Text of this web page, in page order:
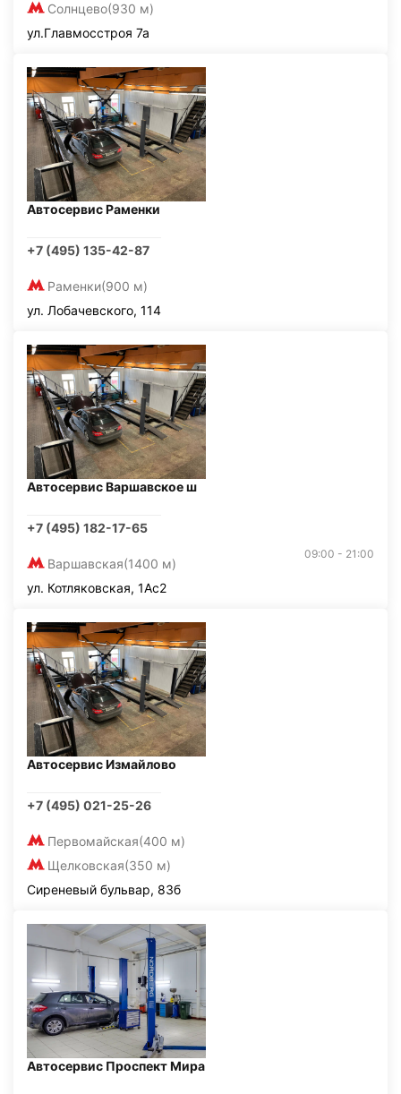
Солнцево(930 м)
ул.Главмосстроя 7а
Автосервис Раменки
+7 (495) 135-42-87
Раменки(900 м)
ул. Лобачевского, 114
Автосервис Варшавское ш
+7 (495) 182-17-65
Варшавская(1400 м)
09:00 - 21:00
ул. Котляковская, 1Ас2
Автосервис Измайлово
+7 (495) 021-25-26
Первомайская(400 м)
Щелковская(350 м)
Сиреневый бульвар, 83б
Автосервис Проспект Мира